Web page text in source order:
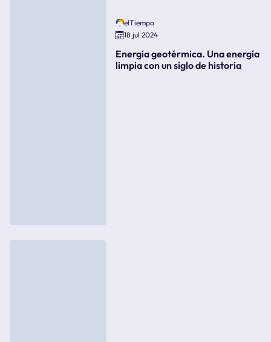
elTiempo
18 jul 2024
Energía geotérmica. Una energía
limpia con un siglo de historia